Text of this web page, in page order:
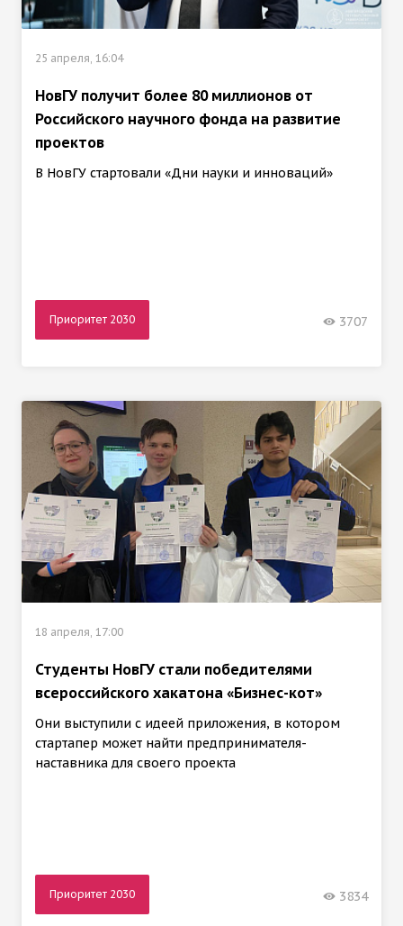
25 апреля, 16:04
НовГУ получит более 80 миллионов от
Российского научного фонда на развитие
проектов
В НовГУ стартовали «Дни науки и инноваций»
Приоритет 2030 3707
18 апреля, 17:00
Студенты НовГУ стали победителями
всероссийского хакатона «Бизнес-кот»
Они выступили с идеей приложения, в котором
стартапер может найти предпринимателя-
наставника для своего проекта
Приоритет 2030 3834